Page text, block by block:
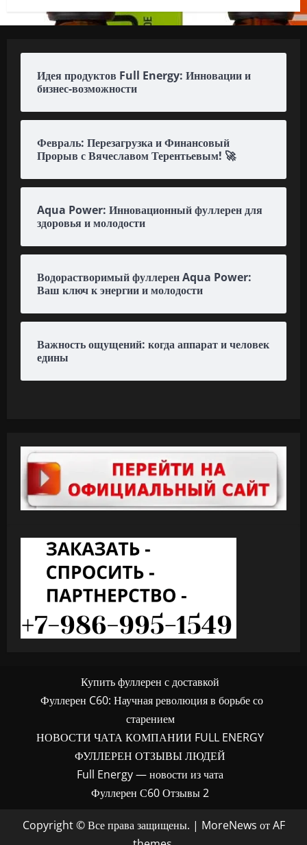
Прорыв с Вячеславом Терентьевым! 🚀
здоровья и молодости
Ваш ключ к энергии и молодости
едины
Купить фуллерен с доставкой
Фуллерен C60: Научная революция в борьбе со
старением
Full Energy — новости из чата
Фуллерен С60 Отзывы 2
Copyright © Все права защищены. |MoreNewsот AF
themes.